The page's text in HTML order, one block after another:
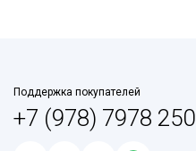
Поддержка покупателей
+7 (978) 7978 250